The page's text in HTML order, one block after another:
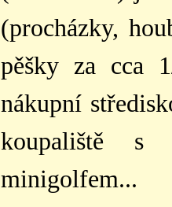
(procházky,
pěšky za cca
nákupní
koupaliště s
minigolfem...